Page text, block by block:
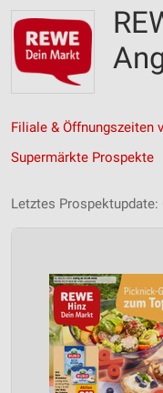
Filiale & Öffnungszeiten
Supermärkte Prospekte
Letztes Prospektupdate: